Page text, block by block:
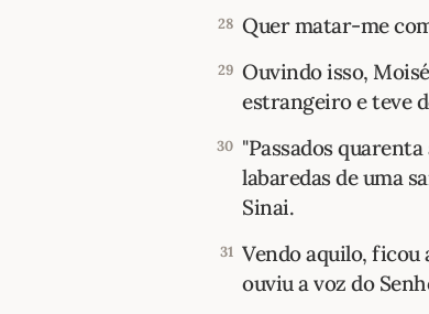
28 Quer matar-me
29 Ouvindo isso,
estrangeiro e teve
30 "Passados
labaredas de uma
Sinai.
31 Vendo aquilo, ficou
ouviu a voz do